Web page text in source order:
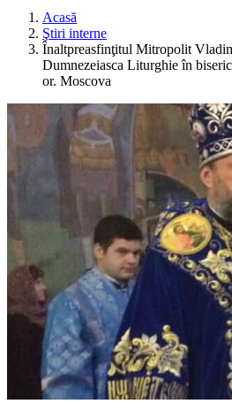
Acasă
Ştiri interne
Înaltpreasfinţitul Mitropolit
Dumnezeiasca Liturghie în
or. Moscova